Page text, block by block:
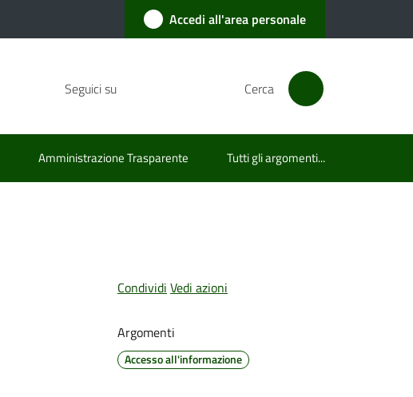
Accedi all'area personale
Seguici su Cerca
Amministrazione Trasparente Tutti gli argomenti...
Condividi Vedi azioni
Argomenti
Accesso all'informazione